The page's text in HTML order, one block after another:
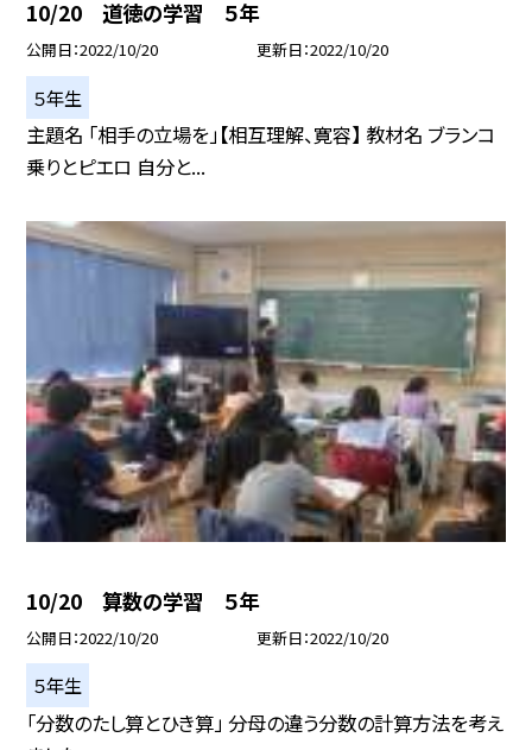
10/20 道徳の学習 ５年
公開日 2022/10/20 更新日 2022/10/20
５年生
主題名 「相手の立場を」【相互理解、寛容】 教材名 ブランコ
乗りとピエロ 自分と...
10/20 算数の学習 ５年
公開日 2022/10/20 更新日 2022/10/20
５年生
「分数のたし算とひき算」 分母の違う分数の計算方法を考え